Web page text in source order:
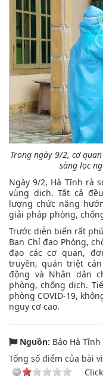
Trong ngày 9/2, cơ
sàng lọc
Ngày 9/2, Hà Tĩnh rà
vùng dịch. Tất cả
lượng chức năng
giải pháp phòng,
Trước diễn biến rất
Ban Chỉ đạo Phòng,
đạo các cơ quan,
truyền, quán triệt
động và Nhân dân
phòng, chống dịch.
phòng COVID-19,
nguy cơ cao.
Nguồn: Báo Hà Tĩnh
Tổng số điểm của bài